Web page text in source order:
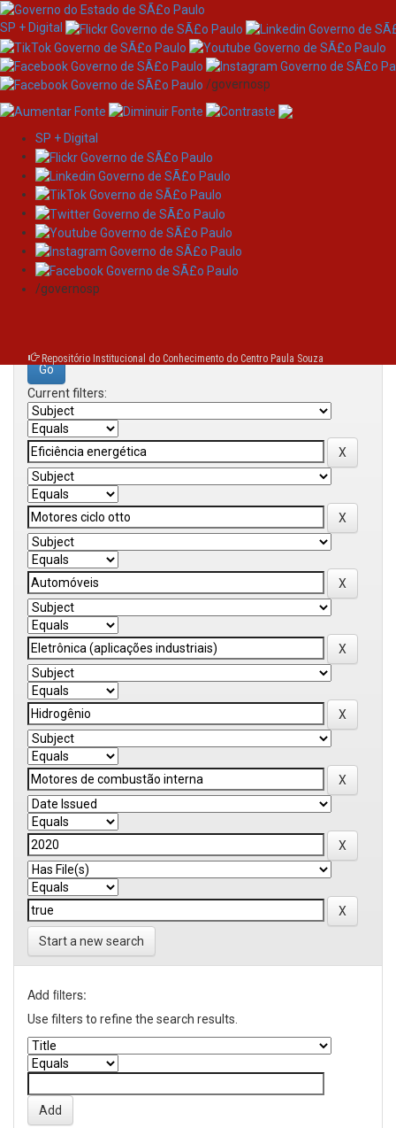
Skip
navigation
SP + Digital
/governosp
SP + Digital
/governosp
Repositório Institucional do Conhecimento do Centro Paula Souza
Search
Search:
Current filters:
Start a new search
Add filters:
Use filters to refine the search results.